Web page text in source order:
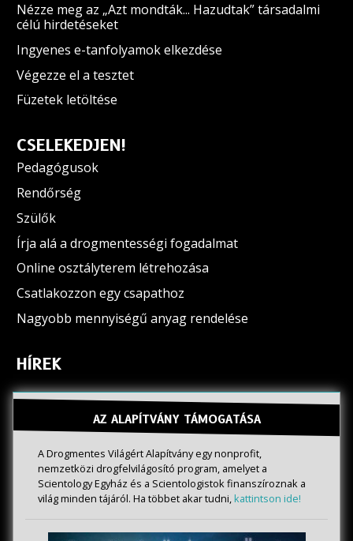
Nézze meg az „Azt mondták... Hazudtak” társadalmi
célú hirdetéseket
Ingyenes e-tanfolyamok elkezdése
Végezze el a tesztet
Füzetek letöltése
CSELEKEDJEN!
Pedagógusok
Rendőrség
Szülők
Írja alá a drogmentességi fogadalmat
Online osztályterem létrehozása
Csatlakozzon egy csapathoz
Nagyobb mennyiségű anyag rendelése
HÍREK
AZ ALAPÍTVÁNY TÁMOGATÁSA
A Drogmentes Világért Alapítvány egy nonprofit,
nemzetközi drogfelvilágosító program, amelyet a
Scientology Egyház és a Scientologistok finanszíroznak a
világ minden tájáról. Ha többet akar tudni,kattintson ide!